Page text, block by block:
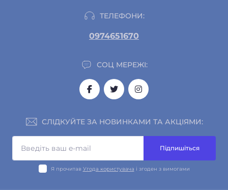
ТЕЛЕФОНИ:
0974651670
СОЦ МЕРЕЖІ:
СЛІДКУЙТЕ ЗА НОВИНКАМИ ТА АКЦІЯМИ:
Підпишіться
Я прочитав Угода користувача і згоден з вимогами